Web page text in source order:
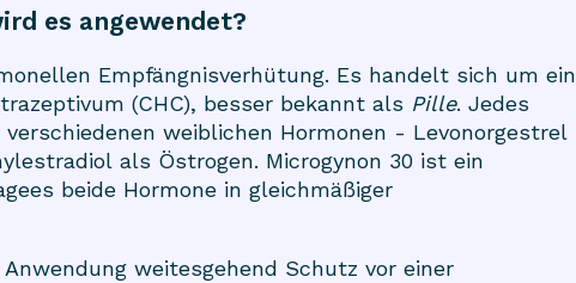
es angewendet?
Empfängnisverhütung. Es handelt sich um ein
(CHC), besser bekannt als Pille. Jedes
weiblichen Hormonen - Levonorgestrel
als Östrogen. Microgynon 30 ist ein
beide Hormone in gleichmäßiger
weitesgehend Schutz vor einer